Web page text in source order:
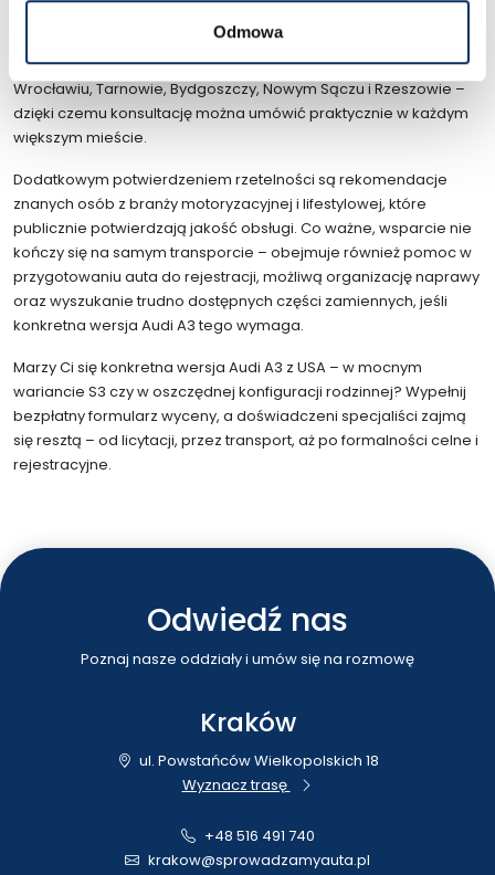
Odmowa
sprowadzonych pojazdów i prowadzimy 9 oddziałów w całej
Polsce – w Krakowie, Katowicach, Poznaniu, Warszawie,
Wrocławiu, Tarnowie, Bydgoszczy, Nowym Sączu i Rzeszowie –
dzięki czemu konsultację można umówić praktycznie w każdym
większym mieście.
Dodatkowym potwierdzeniem rzetelności są rekomendacje
znanych osób z branży motoryzacyjnej i lifestylowej, które
publicznie potwierdzają jakość obsługi. Co ważne, wsparcie nie
kończy się na samym transporcie – obejmuje również pomoc w
przygotowaniu auta do rejestracji, możliwą organizację naprawy
oraz wyszukanie trudno dostępnych części zamiennych, jeśli
konkretna wersja Audi A3 tego wymaga.
Marzy Ci się konkretna wersja Audi A3 z USA – w mocnym
wariancie S3 czy w oszczędnej konfiguracji rodzinnej? Wypełnij
bezpłatny formularz wyceny, a doświadczeni specjaliści zajmą
się resztą – od licytacji, przez transport, aż po formalności celne i
rejestracyjne.
Odwiedź nas
Poznaj nasze oddziały i umów się na rozmowę
Kraków
ul. Powstańców Wielkopolskich 18
Wyznacz trasę
+48 516 491 740
krakow@sprowadzamyauta.pl